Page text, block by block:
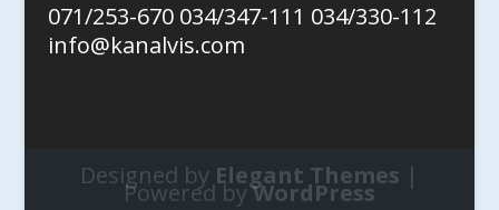
071/253-670 034/347-111 034/330-112
info@kanalvis.com
Designed by Elegant Themes |
Powered byWordPress